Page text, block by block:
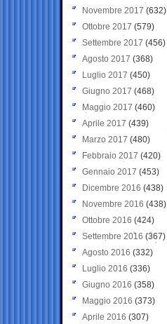
Novembre 2017 (632)
Ottobre 2017 (579)
Settembre 2017 (456)
Agosto 2017 (368)
Luglio 2017 (450)
Giugno 2017 (468)
Maggio 2017 (460)
Aprile 2017 (439)
Marzo 2017 (480)
Febbraio 2017 (420)
Gennaio 2017 (453)
Dicembre 2016 (438)
Novembre 2016 (438)
Ottobre 2016 (424)
Settembre 2016 (367)
Agosto 2016 (332)
Luglio 2016 (336)
Giugno 2016 (358)
Maggio 2016 (373)
Aprile 2016 (307)